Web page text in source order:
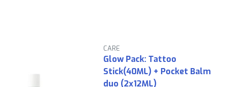
CARE
Glow Pack: Tattoo
Stick(40ML) + Pocket Balm
duo (2x12ML)